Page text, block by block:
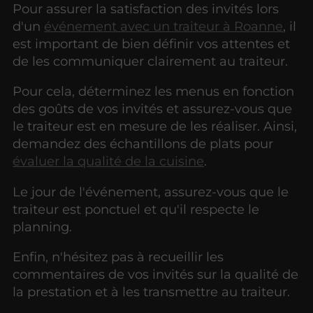
Pour assurer la satisfaction des invités lors
d'un événement avec un traiteur à Roanne, il
est important de bien définir vos attentes et
de les communiquer clairement au traiteur.
Pour cela, déterminez les menus en fonction
des goûts de vos invités et assurez-vous que
le traiteur est en mesure de les réaliser. Ainsi,
demandez des échantillons de plats pour
évaluer la qualité de la cuisine.
Le jour de l'événement, assurez-vous que le
traiteur est ponctuel et qu'il respecte le
planning.
Enfin, n'hésitez pas à recueillir les
commentaires de vos invités sur la qualité de
la prestation et à les transmettre au traiteur.